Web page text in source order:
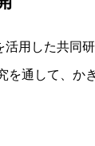
用した共同
通して、か